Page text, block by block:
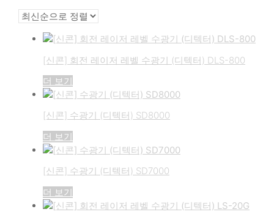
으
로
정
[신콘] 회전 레이저 레벨 수광기 (디텍터) DLS-800
더 보기
[신콘] 수광기 (디텍터) SD8000
더 보기
[신콘] 수광기 (디텍터) SD7000
더 보기